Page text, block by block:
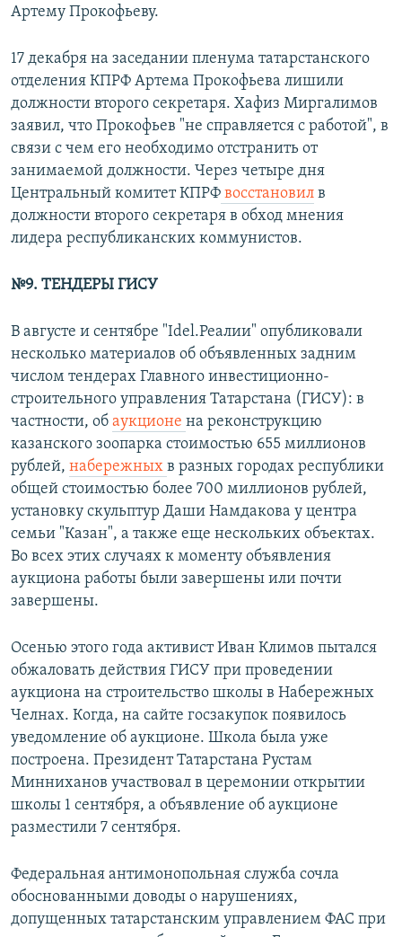
Артему Прокофьеву.
17 декабря на заседании пленума татарстанского
отделения КПРФ Артема Прокофьева лишили
должности второго секретаря. Хафиз Миргалимов
заявил, что Прокофьев "не справляется с работой", в
связи с чем его необходимо отстранить от
занимаемой должности. Через четыре дня
Центральный комитет КПРФ восстановил в
должности второго секретаря в обход мнения
лидера республиканских коммунистов.
№9. ТЕНДЕРЫ ГИСУ
В августе и сентябре "Idel.Реалии" опубликовали
несколько материалов об объявленных задним
числом тендерах Главного инвестиционно-
строительного управления Татарстана (ГИСУ): в
частности, об аукционе на реконструкцию
казанского зоопарка стоимостью 655 миллионов
рублей, набережных в разных городах республики
общей стоимостью более 700 миллионов рублей,
установку скульптур Даши Намдакова у центра
семьи "Казан", а также еще нескольких объектах.
Во всех этих случаях к моменту объявления
аукциона работы были завершены или почти
завершены.
Осенью этого года активист Иван Климов пытался
обжаловать действия ГИСУ при проведении
аукциона на строительство школы в Набережных
Челнах. Когда, на сайте госзакупок появилось
уведомление об аукционе. Школа была уже
построена. Президент Татарстана Рустам
Минниханов участвовал в церемонии открытии
школы 1 сентября, а объявление об аукционе
разместили 7 сентября.
Федеральная антимонопольная служба сочла
обоснованными доводы о нарушениях,
допущенных татарстанским управлением ФАС при